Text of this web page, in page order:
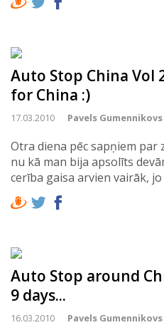
Auto Stop China Vol
for China :)
17.03.2010 Pavels Gumennikovs
Otra diena pēc sapņiem par
nu kā man bija apsolīts
cerība gaisa arvien vairāk,
Auto Stop around
9 days...
16.03.2010 Pavels Gumennikovs